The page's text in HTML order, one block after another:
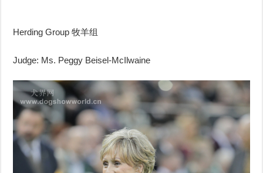
Herding Group牧羊组
Judge: Ms. Peggy Beisel-McIlwaine